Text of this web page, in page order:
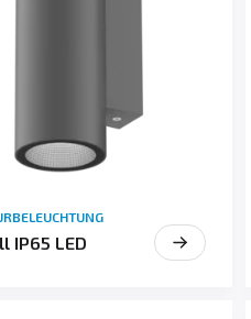
IP65 LED